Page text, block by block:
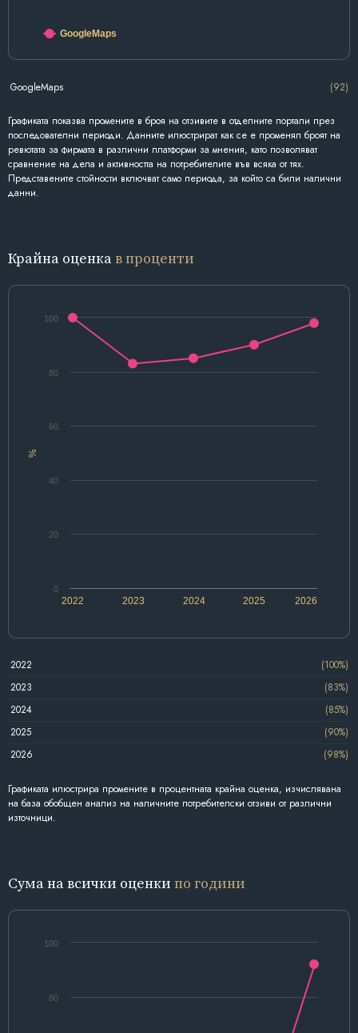
GoogleMaps
GoogleMaps (92)
Графиката показва промените в броя на отзивите в отделните портали през
последователни периоди. Данните илюстрират как се е променял броят на
ревютата за фирмата в различни платформи за мнения, като позволяват
сравнение на дела и активността на потребителите във всяка от тях.
Представените стойности включват само периода, за който са били налични
данни.
Крайна оценкав проценти
%
2022 2024 2026
2023 2025
0
20
40
60
80
100
2022
(100%)
2023
(83%)
2024
(85%)
2025
(90%)
2026
(98%)
Графиката илюстрира промените в процентната крайна оценка, изчислявана
на база обобщен анализ на наличните потребителски отзиви от различни
източници.
Сума на всички оценки по години
80
100